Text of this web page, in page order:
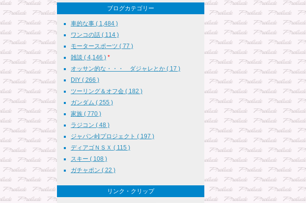
ブログカテゴリー
車的な事 ( 1,484 )
ワンコの話 ( 114 )
モータースポーツ ( 77 )
雑談 ( 4,146 ) *
オッサン的な・・・ ダジャレとか ( 17 )
DIY ( 266 )
ツーリング＆オフ会 ( 182 )
ガンダム ( 255 )
家族 ( 770 )
ラジコン ( 48 )
ジャパン峠プロジェクト ( 197 )
ディアゴＮＳＸ ( 115 )
スキー ( 108 )
ガチャポン ( 22 )
リンク・クリップ